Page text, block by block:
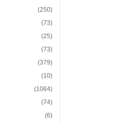
(250)
(73)
(25)
(73)
(379)
(10)
(1064)
(74)
(6)